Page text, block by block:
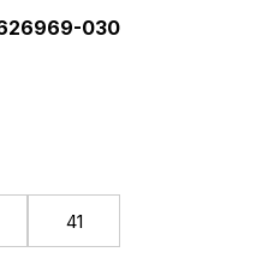
030
41